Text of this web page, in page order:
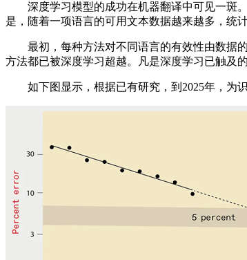
深度学习模型的成功在机器翻译中可见一斑。
是，随着一项语言的可用文本数据越来越多，统
最初，每种方法对不同语言的有效性由数据的
方法都已被深度学习超越。凡是深度学习已触及
如下图显示，根据已有研究，到2025年，为识